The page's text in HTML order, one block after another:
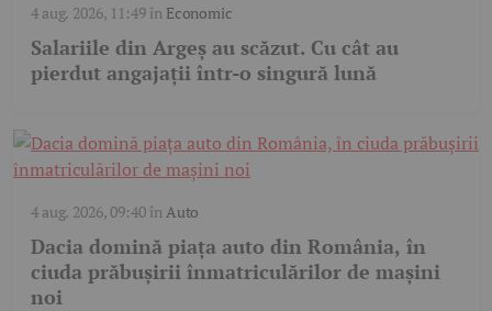
4 aug. 2026, 11:49în Economic
Salariile din Argeș au scăzut. Cu cât au
pierdut angajații într-o singură lună
4 aug. 2026, 09:40înAuto
Dacia domină piața auto din România, în
ciuda prăbușirii înmatriculărilor de mașini
noi